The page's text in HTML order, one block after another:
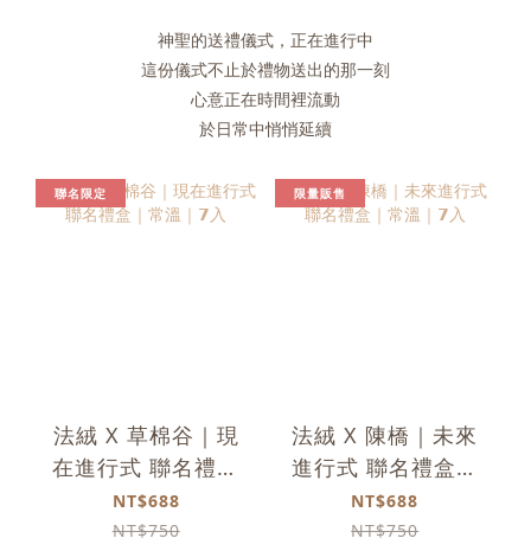
神聖的送禮儀式，正在進行中
這份儀式不止於禮物送出的那一刻
心意正在時間裡流動
於日常中悄悄延續
聯名限定
法絨 X 草棉谷｜現
在進行式 聯名禮盒
｜常溫｜𝟳入
NT$688
NT$750
限量販售
法絨 X 陳橋｜未來
進行式 聯名禮盒｜
常溫｜𝟳入
NT$688
NT$750